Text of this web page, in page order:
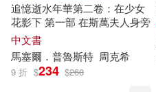
追憶逝水年華第二卷：在少女
花影下 第一部 在斯萬夫人身旁
中文書
馬塞爾 ． 普魯斯特 周克希
9 折 $234 $260